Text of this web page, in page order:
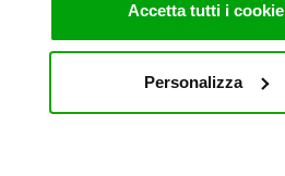
Accetta tutti i cookie
Personalizza